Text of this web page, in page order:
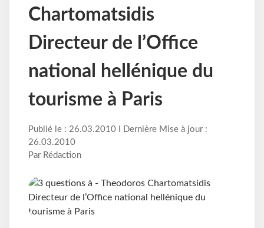
Chartomatsidis
Directeur de l’Office
national hellénique du
tourisme à Paris
Publié le : 26.03.2010 I Dernière Mise à jour :
26.03.2010
Par Rédaction